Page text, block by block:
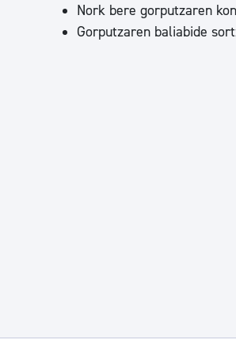
Nork bere gorputzaren
Gorputzaren baliabide